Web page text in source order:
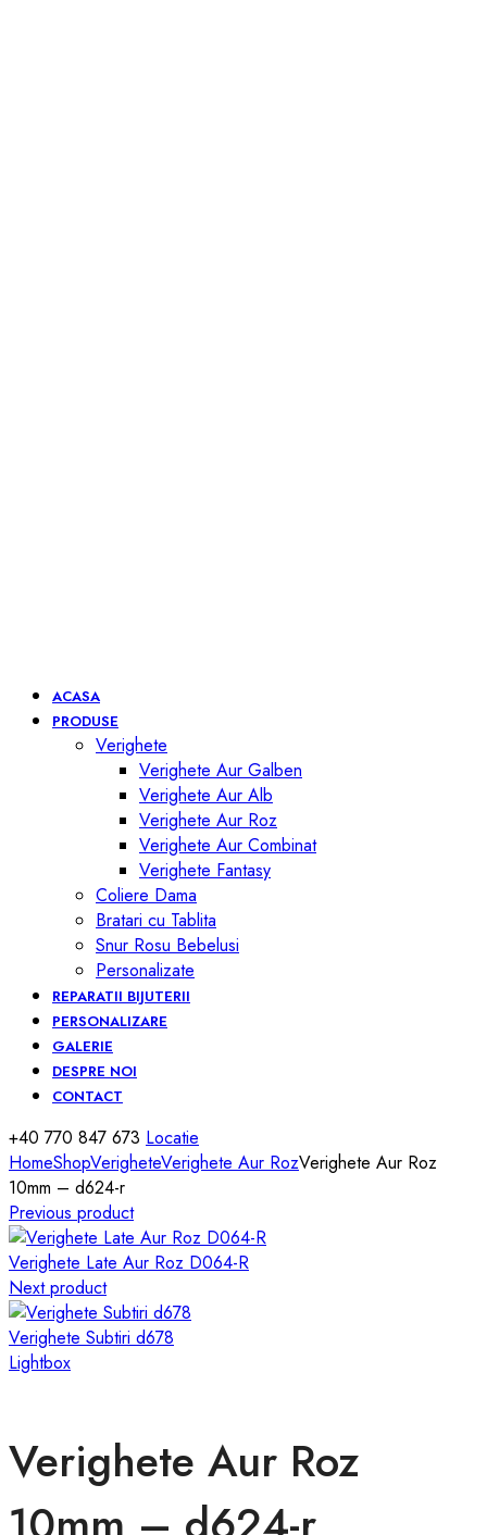
ACASA
PRODUSE
Verighete
Verighete Aur Galben
Verighete Aur Alb
Verighete Aur Roz
Verighete Aur Combinat
Verighete Fantasy
Coliere Dama
Bratari cu Tablita
Snur Rosu Bebelusi
Personalizate
REPARATII BIJUTERII
PERSONALIZARE
GALERIE
DESPRE NOI
CONTACT
+40 770 847 673 Locatie
HomeShopVerigheteVerighete Aur RozVerighete Aur Roz
10mm – d624-r
Previous product
Verighete Late Aur Roz D064-R
Next product
Verighete Subtiri d678
Lightbox
Verighete Aur Roz